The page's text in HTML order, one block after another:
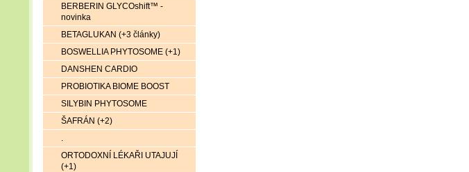
BERBERIN GLYCOshift™ -
novinka
BETAGLUKAN (+3 články)
BOSWELLIA PHYTOSOME (+1)
DANSHEN CARDIO
PROBIOTIKA BIOME BOOST
SILYBIN PHYTOSOME
ŠAFRÁN (+2)
.
ORTODOXNÍ LÉKAŘI UTAJUJÍ
(+1)